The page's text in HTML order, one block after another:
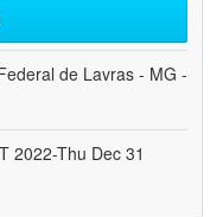
de Lavras - MG -
2022-Thu Dec 31